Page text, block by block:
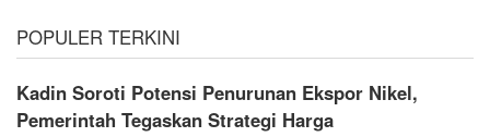
POPULER TERKINI
Kadin Soroti Potensi Penurunan Ekspor Nikel,
Pemerintah Tegaskan Strategi Harga